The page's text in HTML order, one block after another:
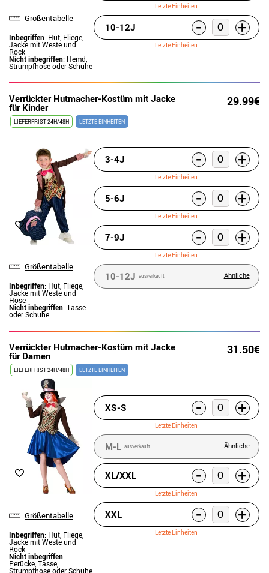
Größentabelle
Inbegriffen: Hut, Fliege,
Jacke mit Weste und
Rock
Nicht inbegriffen: Hemd,
Strumpfhose oder Schuhe
Letzte Einheiten
10-12J - +
Letzte Einheiten
Verrückter Hutmacher-Kostüm mit Jacke
für Kinder 29.99€
LIEFERFRIST 24H/48H LETZTE EINHEITEN
Größentabelle
Inbegriffen: Hut, Fliege,
Jacke mit Weste und
Hose
Nicht inbegriffen: Tasse
oder Schuhe
3-4J - +
Letzte Einheiten
5-6J - +
Letzte Einheiten
7-9J - +
Letzte Einheiten
10-12J ausverkauft Ähnliche
Verrückter Hutmacher-Kostüm mit Jacke
für Damen 31.50€
LIEFERFRIST 24H/48H LETZTE EINHEITEN
Größentabelle
Inbegriffen: Hut, Fliege,
Jacke mit Weste und
Rock
Nicht inbegriffen:
Perücke, Tasse,
Strumpfhose oder Schuhe
XS-S - +
Letzte Einheiten
M-L ausverkauft Ähnliche
XL/XXL - +
Letzte Einheiten
XXL - +
Letzte Einheiten